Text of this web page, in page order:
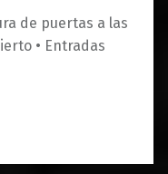
de puertas a las
• Entradas